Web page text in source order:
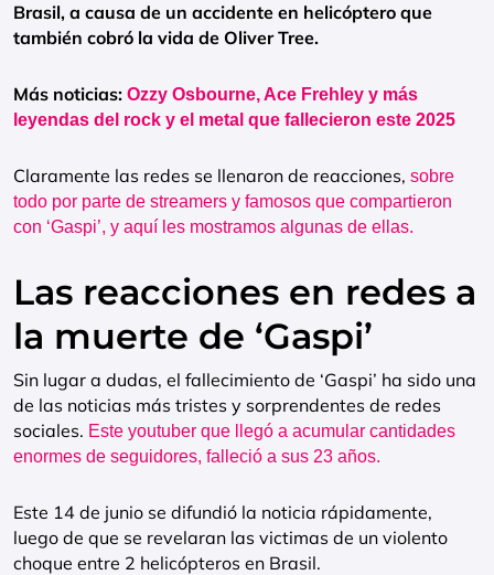
Brasil, a causa de un accidente en helicóptero que
también cobró la vida de Oliver Tree.
Más noticias: Ozzy Osbourne, Ace Frehley y más
leyendas del rock y el metal que fallecieron este 2025
Claramente las redes se llenaron de reacciones, sobre
todo por parte de streamers y famosos que compartieron
con ‘Gaspi’, y aquí les mostramos algunas de ellas.
Las reacciones en redes a
la muerte de ‘Gaspi’
Sin lugar a dudas, el fallecimiento de ‘Gaspi’ ha sido una
de las noticias más tristes y sorprendentes de redes
sociales. Este youtuber que llegó a acumular cantidades
enormes de seguidores, falleció a sus 23 años.
Este 14 de junio se difundió la noticia rápidamente,
luego de que se revelaran las victimas de un violento
choque entre 2 helicópteros en Brasil.